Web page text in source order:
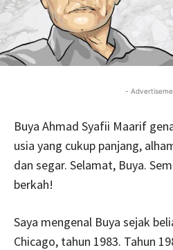
-
Buya Ahmad Syafii Maarif
usia yang cukup panjang,
dan segar. Selamat, Buya.
berkah!
Saya mengenal Buya sejak
Chicago, tahun 1983. Tahun